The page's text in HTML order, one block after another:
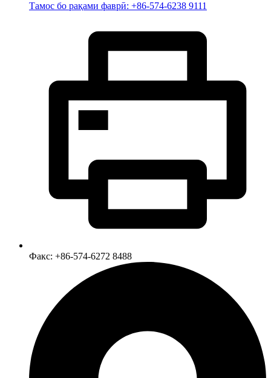
Тамос бо рақами фаврӣ: +86-574-6238 9111
Факс: +86-574-6272 8488